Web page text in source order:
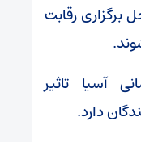
برگزاری رقابت
آسیا تاثیر
دارد.